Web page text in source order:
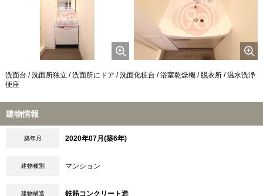
洗面台 / 洗面所独立 / 洗面所にドア / 洗面化粧台 / 浴室乾燥機 / 脱衣所 / 温水洗浄
便座
建物情報
築年月 2020年07月(築6年)
建物種別 マンション
建物構造 鉄筋コンクリート造